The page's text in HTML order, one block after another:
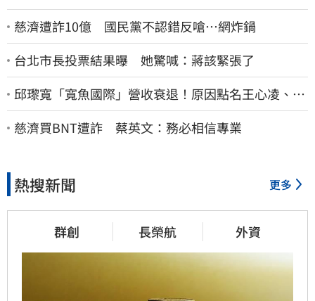
慈濟遭詐10億 國民黨不認錯反嗆⋯網炸鍋
台北市長投票結果曝 她驚喊：蔣該緊張了
邱瓈寬「寬魚國際」營收衰退！原因點名王心凌、楊
丞琳網笑翻：太誠實
慈濟買BNT遭詐 蔡英文：務必相信專業
熱搜新聞 更多
群創 長榮航 外資